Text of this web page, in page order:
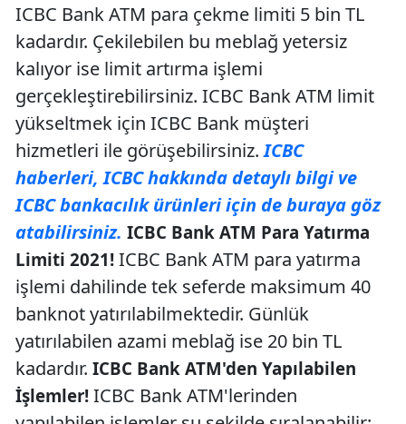
ICBC Bank ATM para çekme limiti 5 bin TL
kadardır. Çekilebilen bu meblağ yetersiz
kalıyor ise limit artırma işlemi
gerçekleştirebilirsiniz. ICBC Bank ATM limit
yükseltmek için ICBC Bank müşteri
hizmetleri ile görüşebilirsiniz.ICBC
haberleri, ICBC hakkında detaylı bilgi ve
ICBC bankacılık ürünleri için de buraya göz
atabilirsiniz. ICBC Bank ATM Para Yatırma
Limiti 2021! ICBC Bank ATM para yatırma
işlemi dahilinde tek seferde maksimum 40
banknot yatırılabilmektedir. Günlük
yatırılabilen azami meblağ ise 20 bin TL
kadardır. ICBC Bank ATM'den Yapılabilen
İşlemler! ICBC Bank ATM'lerinden